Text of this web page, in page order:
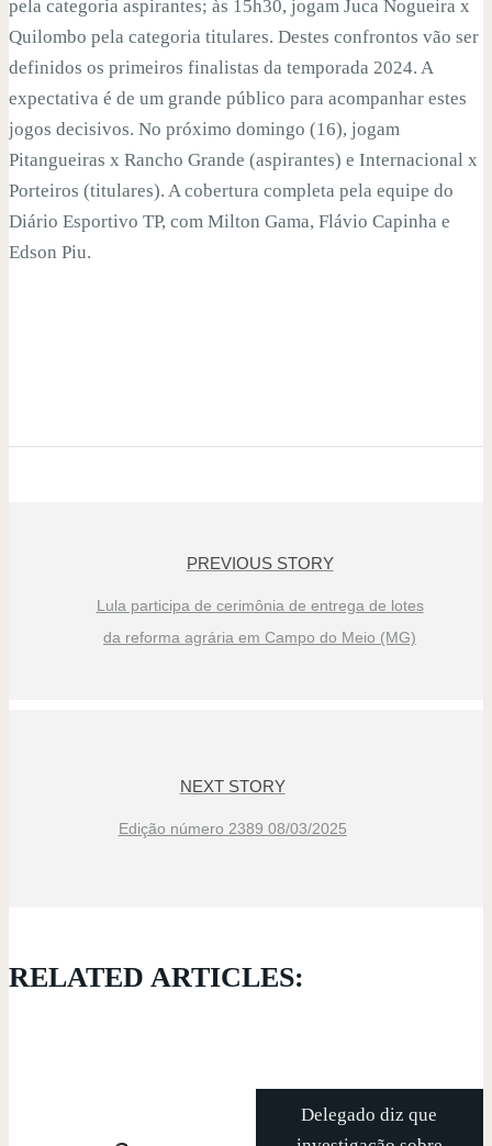
pela categoria aspirantes; às 15h30, jogam Juca Nogueira x
Quilombo pela categoria titulares. Destes confrontos vão ser
definidos os primeiros finalistas da temporada 2024. A
expectativa é de um grande público para acompanhar estes
jogos decisivos. No próximo domingo (16), jogam
Pitangueiras x Rancho Grande (aspirantes) e Internacional x
Porteiros (titulares). A cobertura completa pela equipe do
Diário Esportivo TP, com Milton Gama, Flávio Capinha e
Edson Piu.
PREVIOUS STORY
Lula participa de cerimônia de entrega de lotes
da reforma agrária em Campo do Meio (MG)
NEXT STORY
Edição número 2389 08/03/2025
RELATED ARTICLES:
Delegado diz que